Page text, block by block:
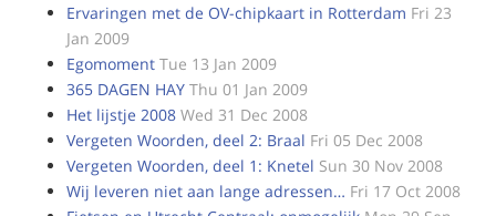
Ervaringen met de OV-chipkaart in Rotterdam Fri 23
Jan 2009
Egomoment Tue 13 Jan 2009
365 DAGEN HAY Thu 01 Jan 2009
Het lijstje 2008 Wed 31 Dec 2008
Vergeten Woorden, deel 2: Braal Fri 05 Dec 2008
Vergeten Woorden, deel 1: Knetel Sun 30 Nov 2008
Wij leveren niet aan lange adressen… Fri 17 Oct 2008